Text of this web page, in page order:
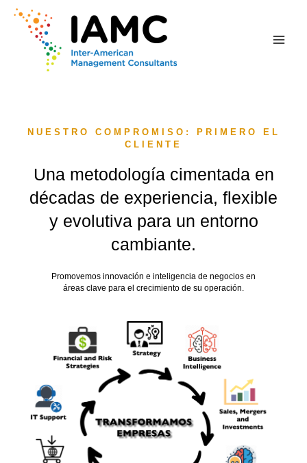
contenido
NUESTRO COMPROMISO: PRIMERO EL
CLIENTE
Una metodología cimentada en
décadas de experiencia, flexible
y evolutiva para un entorno
cambiante.
Promovemos innovación e inteligencia de negocios en
áreas clave para el crecimiento de su operación.